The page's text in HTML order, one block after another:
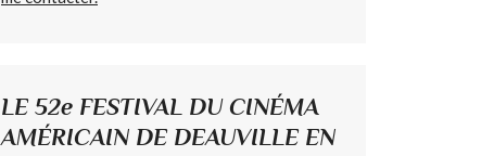
LE 52e FESTIVAL DU CINÉMA
AMÉRICAIN DE DEAUVILLE EN